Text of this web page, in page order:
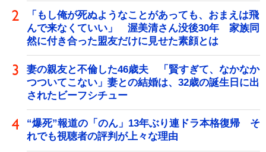
「もし俺が死ぬようなことがあっても、おまえは飛
んで来なくていい」 渥美清さん没後30年 家族同
然に付き合った盟友だけに見せた素顔とは
妻の親友と不倫した46歳夫 「賢すぎて、なかなか
つついてこない」妻との結婚は、32歳の誕生日に出
されたビーフシチュー
“爆死”報道の「のん」13年ぶり連ドラ本格復帰 そ
れでも視聴者の評判が上々な理由